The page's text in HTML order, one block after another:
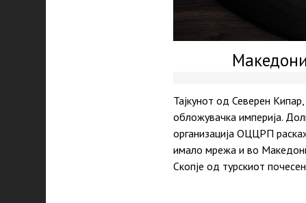
Тајкунот од Северен
обложувачка империја.
организација ОЦЦРП
имало мрежа и во
Скопје од турскиот